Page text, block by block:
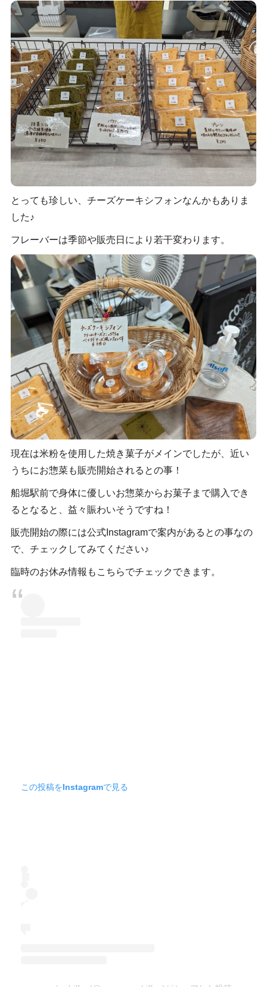
とっても珍しい、チーズケーキシフォンなんかもありま
した♪
フレーバーは季節や販売日により若干変わります。
現在は米粉を使用した焼き菓子がメインでしたが、近い
うちにお惣菜も販売開始されるとの事！
船堀駅前で身体に優しいお惣菜からお菓子まで購入でき
るとなると、益々賑わいそうですね！
販売開始の際には公式Instagramで案内があるとの事なの
で、チェックしてみてください♪
臨時のお休み情報もこちらでチェックできます。
この投稿をInstagramで見る